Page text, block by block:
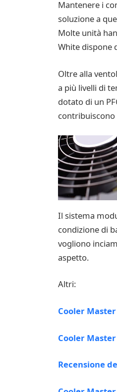
Mantenere i
soluzione a
Molte unità
White dispone
Oltre alla
a più livelli di
dotato di un
contribuiscono
Il sistema
condizione di
vogliono
aspetto.
Altri:
Cooler Master
Cooler Master
Recensione